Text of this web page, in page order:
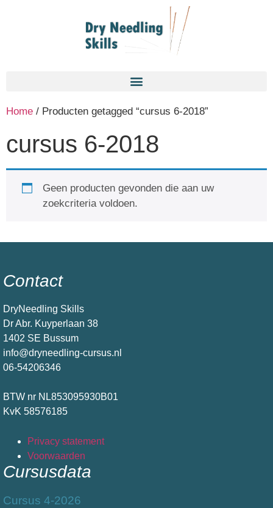
Home / Producten getagged “cursus 6-2018”
cursus 6-2018
Geen producten gevonden die aan uw
zoekcriteria voldoen.
Contact
DryNeedling Skills
Dr Abr. Kuyperlaan 38
1402 SE Bussum
info@dryneedling-cursus.nl
06-54206346
BTW nr NL853095930B01
KvK 58576185
Privacy statement
Voorwaarden
Cursusdata
Cursus 4-2026